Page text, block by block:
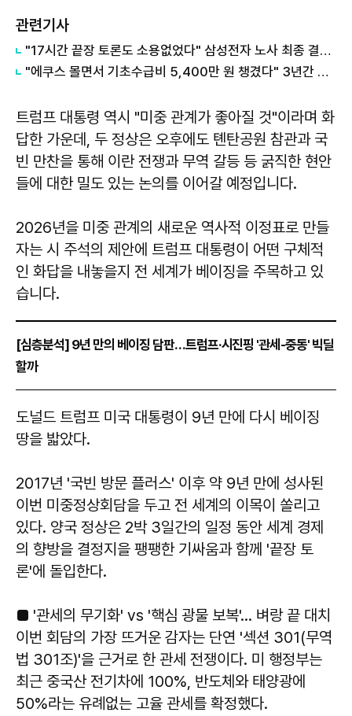
관련기사
"17시간 끝장 토론도 소용없었다" 삼성전자 노사 최종 결렬... 21일 총파업 시 '반도체 40조' 증발하나?
"에쿠스 몰면서 기초수급비 5,400만 원 챙겼다" 3년간 국가 세금 빼먹은 70대 얌체족의 충격적 변명
트럼프 대통령 역시 "미중 관계가 좋아질 것"이라며 화
답한 가운데, 두 정상은 오후에도 톈탄공원 참관과 국
빈 만찬을 통해 이란 전쟁과 무역 갈등 등 굵직한 현안
들에 대한 밀도 있는 논의를 이어갈 예정입니다.
2026년을 미중 관계의 새로운 역사적 이정표로 만들
자는 시 주석의 제안에 트럼프 대통령이 어떤 구체적
인 화답을 내놓을지 전 세계가 베이징을 주목하고 있
습니다.
[심층분석] 9년 만의 베이징 담판…트럼프·시진핑 '관세-중동' 빅딜
할까
도널드 트럼프 미국 대통령이 9년 만에 다시 베이징
땅을 밟았다.
2017년 '국빈 방문 플러스' 이후 약 9년 만에 성사된
이번 미중정상회담을 두고 전 세계의 이목이 쏠리고
있다. 양국 정상은 2박 3일간의 일정 동안 세계 경제
의 향방을 결정지을 팽팽한 기싸움과 함께 '끝장 토
론'에 돌입한다.
■ '관세의 무기화' vs '핵심 광물 보복'… 벼랑 끝 대치
이번 회담의 가장 뜨거운 감자는 단연 '섹션 301(무역
법 301조)'을 근거로 한 관세 전쟁이다. 미 행정부는
최근 중국산 전기차에 100%, 반도체와 태양광에
50%라는 유례없는 고율 관세를 확정했다.